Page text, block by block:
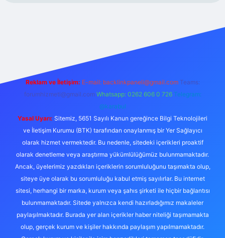
Reklam ve İletişim: E-mail: backlinkpaneli@gmail.com Teams:
forumhizmeti@gmail.com Whatsapp: 0262 606 0 726 Telegram:
@karabul
Yasal Uyarı: Sitemiz, 5651 Sayılı Kanun gereğince Bilgi Teknolojileri
ve İletişim Kurumu (BTK) tarafından onaylanmış bir Yer Sağlayıcı
olarak hizmet vermektedir. Bu nedenle, sitedeki içerikleri proaktif
olarak denetleme veya araştırma yükümlülüğümüz bulunmamaktadır.
Ancak, üyelerimiz yazdıkları içeriklerin sorumluluğunu taşımakta olup,
siteye üye olarak bu sorumluluğu kabul etmiş sayılırlar. Bu internet
sitesi, herhangi bir marka, kurum veya şahıs şirketi ile hiçbir bağlantısı
bulunmamaktadır. Sitede yalnızca kendi hazırladığımız makaleler
paylaşılmaktadır. Burada yer alan içerikler haber niteliği taşımamakta
olup, gerçek kurum ve kişiler hakkında paylaşım yapılmamaktadır.